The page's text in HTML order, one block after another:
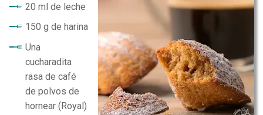
20 ml de leche
150 g de harina
Una
cucharadita
rasa de café
de polvos de
hornear (Royal)